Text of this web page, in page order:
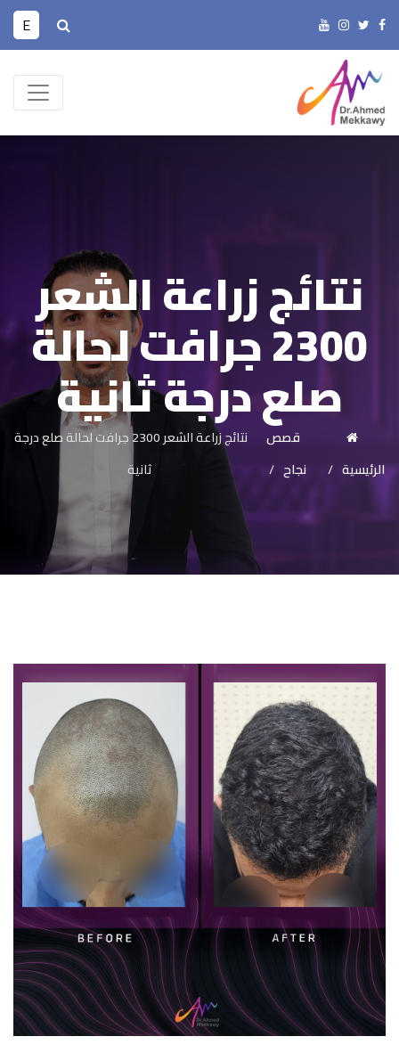
E
نتائج زراعة الشعر
2300 جرافت لحالة
صلع درجة ثانية
الرئيسية
قصص
نجاح
نتائج زراعة الشعر 2300 جرافت لحالة صلع درجة
ثانية